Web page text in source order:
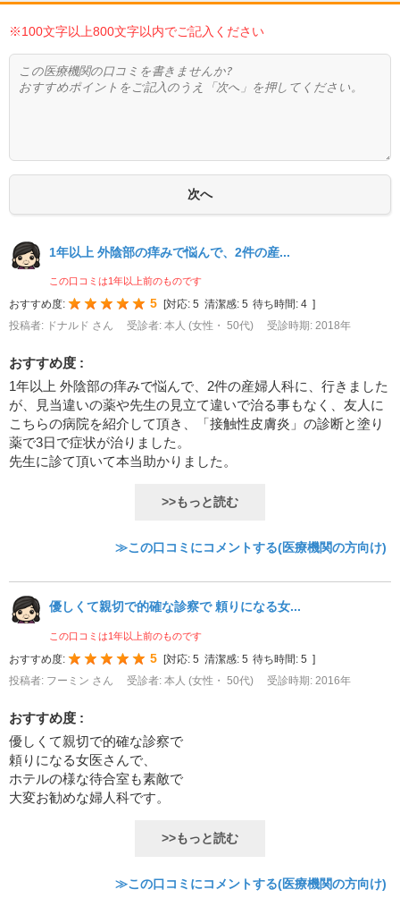
※100文字以上800文字以内でご記入ください
1年以上 外陰部の痒みで悩んで、2件の産...
この口コミは1年以上前のものです
おすすめ度: 5 対応: 5 清潔感: 5 待ち時間: 4
投稿者: ドナルド さん
受診者: 本人 (女性・ 50代) 受診時期: 2018年
おすすめ度 :
1年以上 外陰部の痒みで悩んで、2件の産婦人科に、行きました
が、見当違いの薬や先生の見立て違いで治る事もなく、友人に
こちらの病院を紹介して頂き、「接触性皮膚炎」の診断と塗り
薬で3日で症状が治りました。
先生に診て頂いて本当助かりました。
>>もっと読む
≫この口コミにコメントする(医療機関の方向け)
優しくて親切で的確な診察で 頼りになる女...
この口コミは1年以上前のものです
おすすめ度: 5 [対応: 5 清潔感: 5 待ち時間: 5 ]
投稿者: フーミン さん
受診者: 本人 (女性・ 50代) 受診時期: 2016年
おすすめ度 :
優しくて親切で的確な診察で
頼りになる女医さんで、
ホテルの様な待合室も素敵で
大変お勧めな婦人科です。
>>もっと読む
≫この口コミにコメントする(医療機関の方向け)